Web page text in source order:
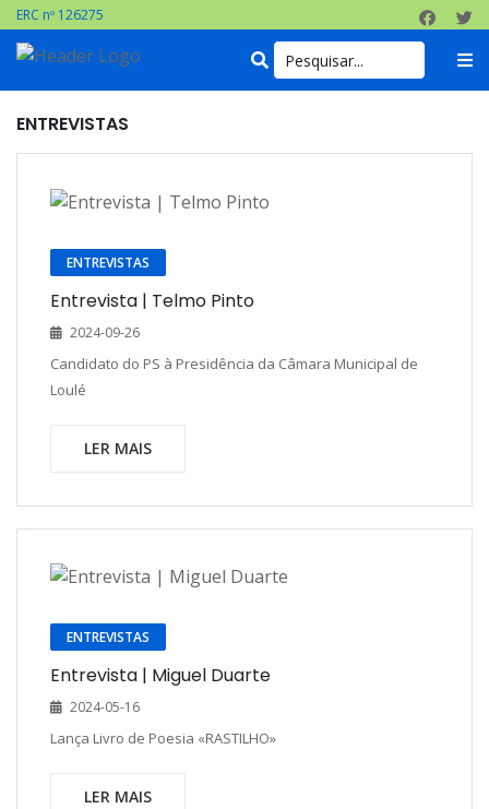
ERC nº 126275
ENTREVISTAS
ENTREVISTAS
Entrevista | Telmo Pinto
2024-09-26
Candidato do PS à Presidência da Câmara Municipal de
Loulé
LER MAIS
ENTREVISTAS
Entrevista | Miguel Duarte
2024-05-16
Lança Livro de Poesia «RASTILHO»
LER MAIS